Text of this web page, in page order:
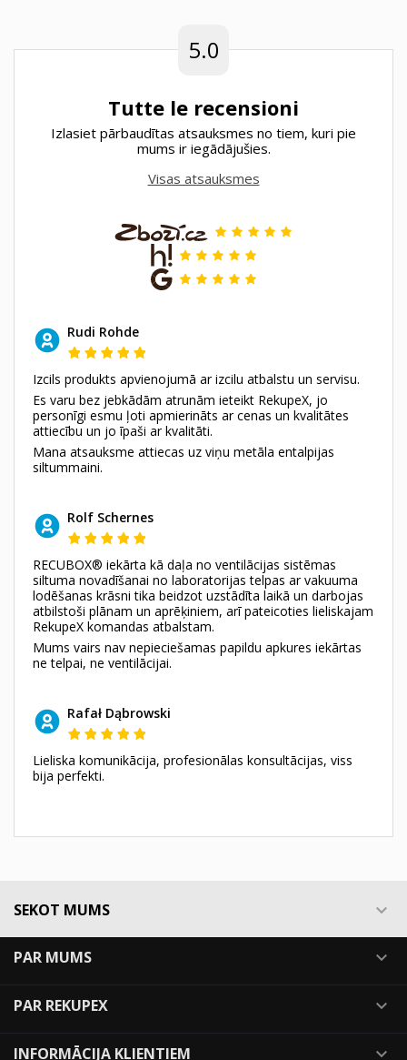
5.0
Tutte le recensioni
Izlasiet pārbaudītas atsauksmes no tiem, kuri pie
mums ir iegādājušies.
Visas atsauksmes
Rudi Rohde
Izcils produkts apvienojumā ar izcilu atbalstu un servisu.
Es varu bez jebkādām atrunām ieteikt RekupeX, jo
personīgi esmu ļoti apmierināts ar cenas un kvalitātes
attiecību un jo īpaši ar kvalitāti.
Mana atsauksme attiecas uz viņu metāla entalpijas
siltummaini.
Rolf Schernes
RECUBOX® iekārta kā daļa no ventilācijas sistēmas
siltuma novadīšanai no laboratorijas telpas ar vakuuma
lodēšanas krāsni tika beidzot uzstādīta laikā un darbojas
atbilstoši plānam un aprēķiniem, arī pateicoties lieliskajam
RekupeX komandas atbalstam.
Mums vairs nav nepieciešamas papildu apkures iekārtas
ne telpai, ne ventilācijai.
Rafał Dąbrowski
Lieliska komunikācija, profesionālas konsultācijas, viss
bija perfekti.
SEKOT MUMS 
PAR MUMS 
PAR REKUPEX 
INFORMĀCIJA KLIENTIEM 